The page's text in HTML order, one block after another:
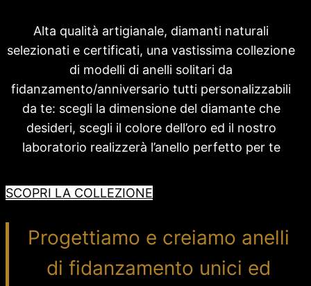
Alta qualità artigianale, diamanti naturali
selezionati e certificati, una vastissima collezione
di modelli di anelli solitari da
fidanzamento/anniversario tutti personalizzabili
da te: scegli la dimensione del diamante che
desideri, scegli il colore dell’oro ed il nostro
laboratorio realizzerà l’anello perfetto per te
SCOPRI LA COLLEZIONE
Progettiamo e creiamo anelli
di fidanzamento unici ed